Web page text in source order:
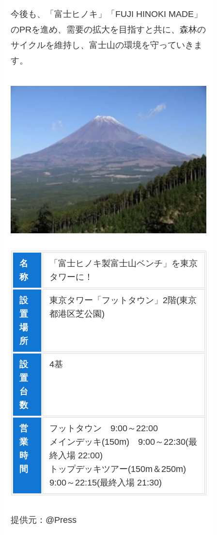
今後も、「富士ヒノキ」「FUJI HINOKI MADE」
のPRを進め、需要の拡大を目指すと共に、森林の
サイクルを維持し、富士山の環境を守っていきま
す。
名
称
「富士ヒノキ製富士山ベンチ」を東京
タワーに！
設
置
場
所
東京タワー「フットタウン」2階(東京
都港区芝公園)
設
置
台
数
4基
営
業
時
間
フットタウン 9:00～22:00
メインデッキ(150m) 9:00～22:30(最
終入場 22:00)
トップデッキツアー(150m＆250m)
9:00～22:15(最終入場 21:30)
提供元： @Press